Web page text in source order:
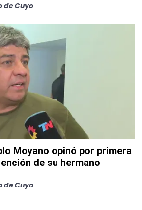
de Cuyo
Moyano opinó por primera
de su hermano
de Cuyo